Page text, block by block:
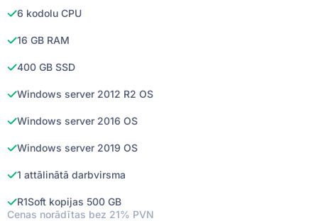
6 kodolu CPU
16 GB RAM
400 GB SSD
Windows server 2012 R2 OS
Windows server 2016 OS
Windows server 2019 OS
1 attālinātā darbvirsma
R1Soft kopijas 500 GB
Cenas norādītas bez 21% PVN